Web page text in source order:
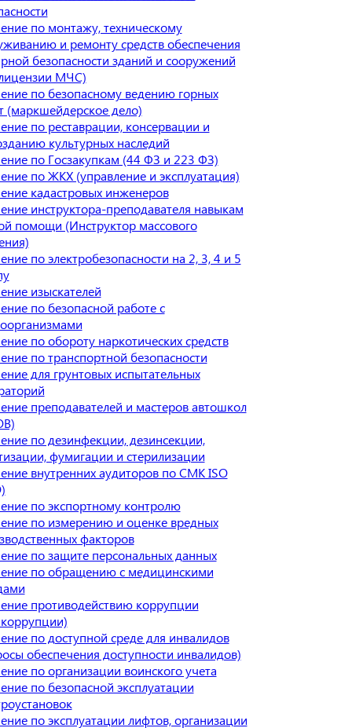
по монтажу, техническому
и ремонту средств обеспечения
безопасности зданий и сооружений
МЧС)
по безопасному ведению горных
(маркшейдерское дело)
по реставрации, консервации и
культурных наследий
по Госзакупкам (44 ФЗ и 223 ФЗ)
по ЖКХ (управление и эксплуатация)
кадастровых инженеров
инструктора-преподавателя навыкам
помощи (Инструктор массового
по электробезопасности на 2, 3, 4 и 5
изыскателей
по безопасной работе с
по обороту наркотических средств
по транспортной безопасности
для грунтовых испытательных
преподавателей и мастеров автошкол
по дезинфекции, дезинсекции,
фумигации и стерилизации
внутренних аудиторов по СМК ISO
по экспортному контролю
по измерению и оценке вредных
факторов
по защите персональных данных
по обращению с медицинскими
противодействию коррупции
по доступной среде для инвалидов
обеспечения доступности инвалидов)
по организации воинского учета
по безопасной эксплуатации
по эксплуатации лифтов, организации